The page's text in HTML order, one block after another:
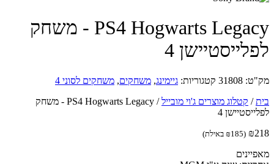
PS4 Hogwarts Legacy - משחק
4
31808 קטגוריות:גיימינג,משחקים,משחקים לסוני 4
/קטלוג מוצרים ג'וי מובייל/
PS4 Hogwarts Legacy - משחק
4
₪
(
₪ 185 באילת)